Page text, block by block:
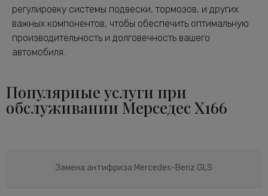
регулировку системы подвески, тормозов, и других
важных компонентов, чтобы обеспечить оптимальную
производительность и долговечность вашего
автомобиля.
Популярные услуги при
обслуживании Мерседес X166
Замена антифриза Mercedes-Benz GLS